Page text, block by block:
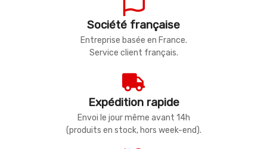
Société française
Entreprise basée en France.
Service client français.
Expédition rapide
Envoi le jour même avant 14h
(produits en stock, hors week-end).